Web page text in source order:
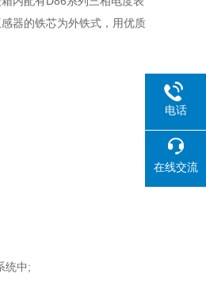
器的铁芯为外铁式，用优质
统中;
电话
在线交流